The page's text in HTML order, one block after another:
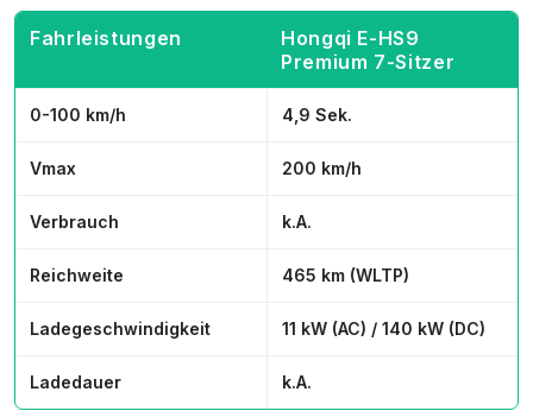
Fahrleistungen
Hongqi E-HS9
Premium 7-Sitzer
0-100 km/h 4,9 Sek.
Vmax 200 km/h
Verbrauch k.A.
Reichweite 465 km (WLTP)
Ladegeschwindigkeit 11 kW (AC) / 140 kW (DC)
Ladedauer k.A.